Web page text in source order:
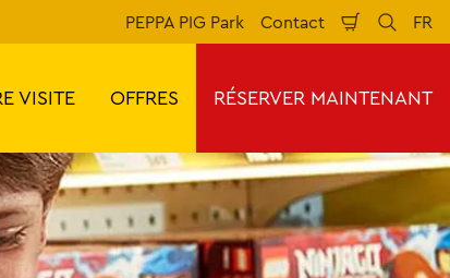
PEPPA PIG Park Contact
Panier
d'achat
FR
VISITE OFFRES RÉSERVER MAINTENANT